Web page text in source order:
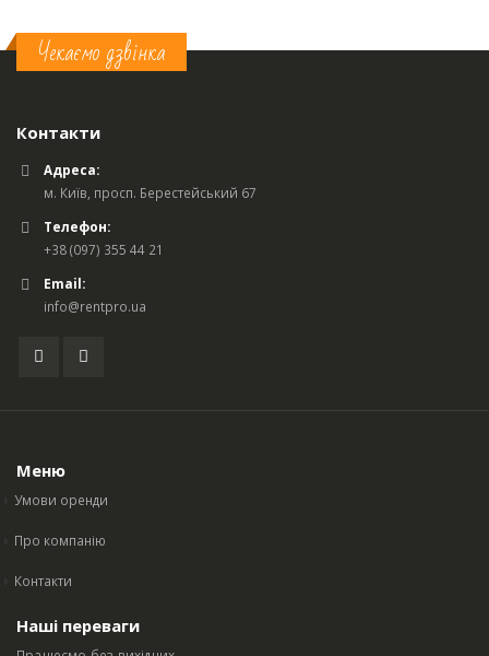
Чекаємо дзвінка
Контакти
Адреса:
м. Київ, просп. Берестейський 67
Телефон:
+38 (097) 355 44 21
Email:
info@rentpro.ua
Меню
Умови оренди
Про компанію
Контакти
Наші переваги